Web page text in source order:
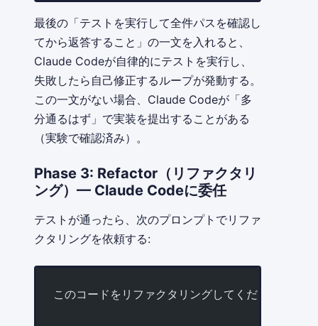
最後の「テストを実行して全件パスを確認し
てから返答すること」の一文を入れると、
Claude Codeが自律的にテストを実行し、
失敗したら自己修正するループが発動する。
この一文がない場合、Claude Codeが「多
分通るはず」で実装を提出することがある
（実験で確認済み）。
Phase 3: Refactor（リファクタリ
ング）— Claude Codeに委任
テストが通ったら、次のプロンプトでリファ
クタリングを依頼する:
このコードをリファクタリングしてください。